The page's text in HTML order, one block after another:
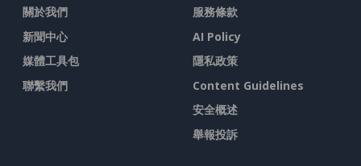
關於我們
新聞中心
媒體工具包
聯繫我們
服務條款
AI Policy
隱私政策
Content Guidelines
安全概述
舉報投訴